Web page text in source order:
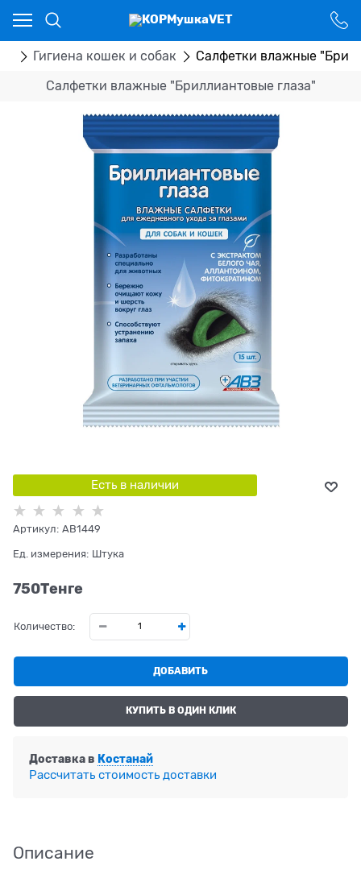
Гигиена кошек и собак Салфетки влажные
Салфетки влажные "Бриллиантовые глаза"
Есть в наличии
Артикул: AB1449
Ед. измерения: Штука
750Tенге
Количество:
ДОБАВИТЬ
КУПИТЬ В ОДИН КЛИК
Доставка в Костанай
Рассчитать стоимость доставки
Описание
Ваш город - Костанай,
угадали?